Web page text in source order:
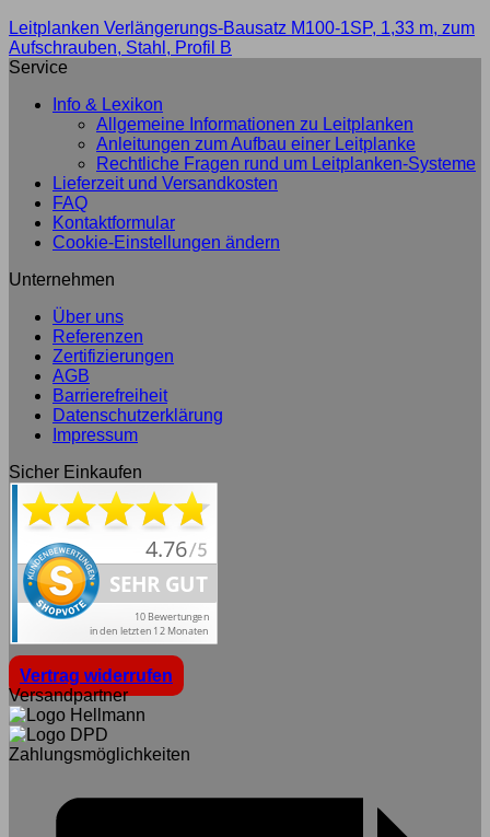
Leitplanken Verlängerungs-Bausatz M100-1SP, 1,33 m, zum
Aufschrauben, Stahl, Profil B
Service
Info & Lexikon
Allgemeine Informationen zu Leitplanken
Anleitungen zum Aufbau einer Leitplanke
Rechtliche Fragen rund um Leitplanken-Systeme
Lieferzeit und Versandkosten
FAQ
Kontaktformular
Cookie-Einstellungen ändern
Unternehmen
Über uns
Referenzen
Zertifizierungen
AGB
Barrierefreiheit
Datenschutzerklärung
Impressum
Sicher Einkaufen
Vertrag widerrufen
Versandpartner
Zahlungsmöglichkeiten